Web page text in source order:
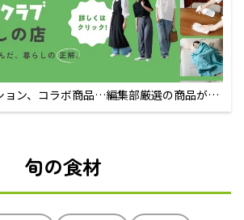
ョン、コラボ商品…編集部厳選の商品が買
旬の食材